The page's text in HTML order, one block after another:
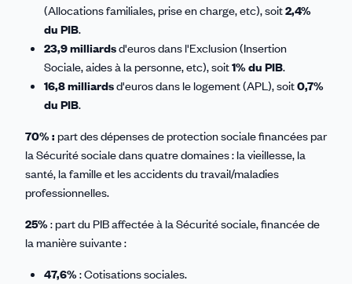
(Allocations familiales, prise en charge, etc), soit2,4%
du PIB.
23,9 milliardsd'euros dans l'Exclusion (Insertion
Sociale, aides à la personne, etc), soit1% du PIB.
16,8 milliardsd'euros dans le logement (APL), soit0,7%
du PIB.
70% : part des dépenses de protection sociale financées par
la Sécurité sociale dans quatre domaines : la vieillesse, la
santé, la famille et les accidents du travail/maladies
professionnelles.
25%: part du PIB affectée à la Sécurité sociale, financée de
la manière suivante :
47,6%: Cotisations sociales.